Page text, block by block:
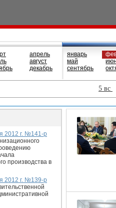
апрель
август
декабрь
январь
май
сентябрь
5 вс
2012 г. №141-р
производства в
2012 г. №139-р